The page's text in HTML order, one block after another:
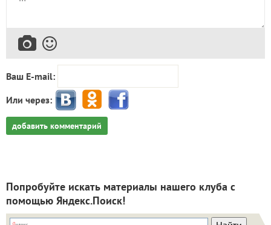
Ваш E-mail:
Или через:
добавить комментарий
Попробуйте искать материалы нашего клуба с
помощью Яндекс.Поиск!